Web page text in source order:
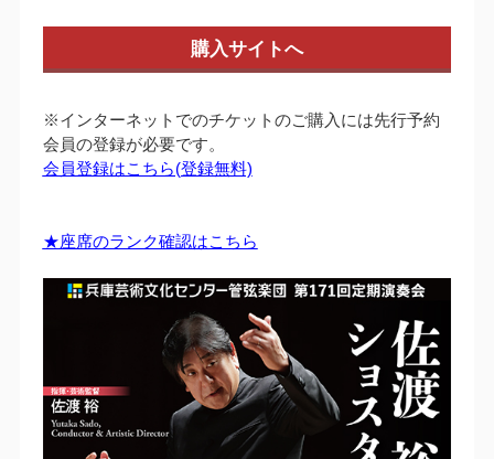
購入サイトへ
※インターネットでのチケットのご購入には先行予約
会員の登録が必要です。
会員登録はこちら(登録無料)
★座席のランク確認はこちら